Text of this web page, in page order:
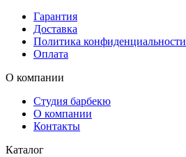
Гарантия
Доставка
Политика конфиденциальности
Оплата
О компании
Студия барбекю
О компании
Контакты
Каталог